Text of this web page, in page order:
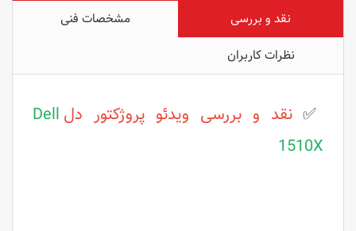
نقد و بررسی
مشخصات فنی
نظرات کاربران
✅نقد و بررسی ویدئو پروژکتور دل Dell
1510X